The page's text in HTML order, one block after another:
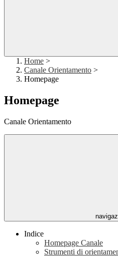
Home >
Canale Orientamento >
Homepage
Homepage
Canale Orientamento
Indice
Homepage Canale
Strumenti di